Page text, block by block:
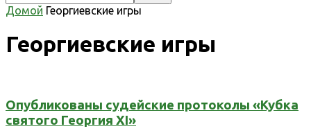
Домой Георгиевские игры
Георгиевские игры
Опубликованы судейские протоколы «Кубка
святого Георгия XI»